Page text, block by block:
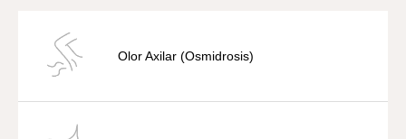
Olor Axilar (Osmidrosis)